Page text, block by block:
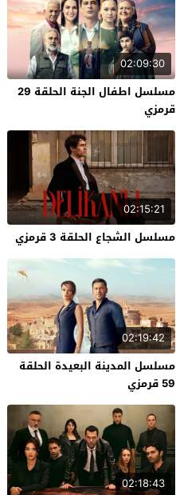
02:09:30
مسلسل اطفال الجنة الحلقة 29
قرمزي
02:15:21
مسلسل الشجاع الحلقة 3 قرمزي
02:19:42
مسلسل المدينة البعيدة الحلقة
59 قرمزي
02:18:43